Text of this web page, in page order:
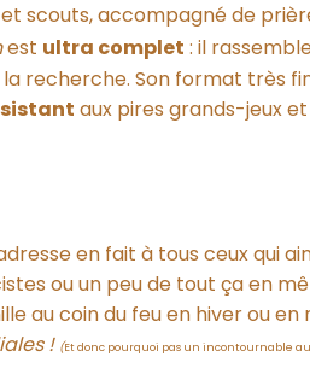
scouts, accompagné de
est ultra complet : il
recherche. Son format très
aux pires grands-jeux
en fait à tous ceux qui
ou un peu de tout ça en
au coin du feu en hiver ou
! (Et donc pourquoi pas un incontournable